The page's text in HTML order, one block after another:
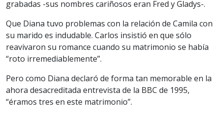
grabadas -sus nombres cariñosos eran Fred y Gladys-.
Que Diana tuvo problemas con la relación de Camila con
su marido es indudable. Carlos insistió en que sólo
reavivaron su romance cuando su matrimonio se había
“roto irremediablemente”.
Pero como Diana declaró de forma tan memorable en la
ahora desacreditada entrevista de la BBC de 1995,
“éramos tres en este matrimonio”.